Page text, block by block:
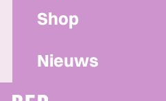
Shop
Nieuws
Lidmaatschap